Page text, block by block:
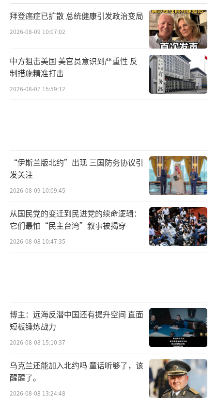
拜登癌症已扩散 总统健康引发政治变局
2026-08-09 10:07:02
中方狙击美国 美官员意识到严重性 反
制措施精准打击
2026-08-07 15:59:12
“伊斯兰版北约”出现 三国防务协议引
发关注
2026-08-09 10:09:45
从国民党的变迁到民进党的续命逻辑：
它们最怕“民主台湾”叙事被揭穿
2026-08-08 10:47:35
博主：远海反潜中国还有提升空间 直面
短板锤炼战力
2026-08-08 15:10:37
乌克兰还能加入北约吗 童话听够了，该
醒醒了。
2026-08-08 13:24:48